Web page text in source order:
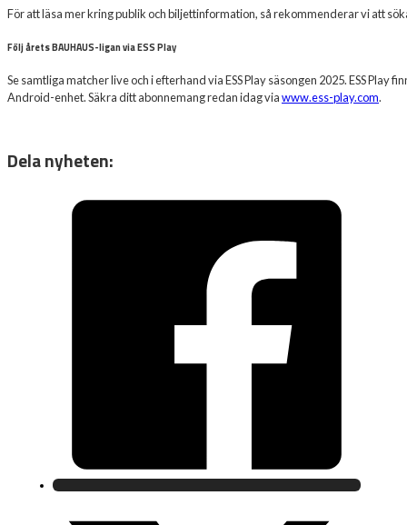
För att läsa mer kring publik och biljettinformation, så rekommenderar vi att
Följ årets BAUHAUS-ligan via ESS Play
Se samtliga matcher live och i efterhand via ESS Play säsongen 2025. ESS Play
Android-enhet. Säkra ditt abonnemang redan idag viawww.ess-play.com.
Dela nyheten: